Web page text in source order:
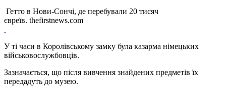
Гетто в Нови-Сончі, де перебували 20 тисяч
євреїв. thefirstnews.com
У ті часи в Королівському замку була казарма німецьких
військовослужбовців.
Зазначається, що після вивчення знайдених предметів їх
передадуть до музею.